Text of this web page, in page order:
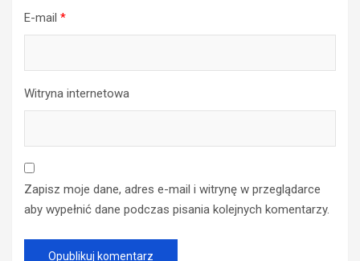
E-mail *
Witryna internetowa
Zapisz moje dane, adres e-mail i witrynę w przeglądarce
aby wypełnić dane podczas pisania kolejnych komentarzy.